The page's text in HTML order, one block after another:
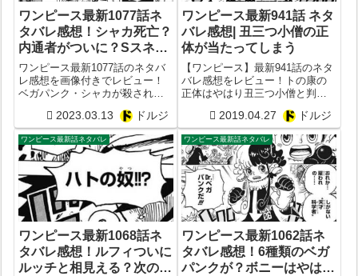
ワンピース最新1077話ネ
タバレ感想！シャカ死亡？
内通者がついに？Sスネー
ク可愛すぎ問題
ワンピース最新1077話のネタバ
レ感想を画像付きでレビュー！
ベガパンク・シャカが殺され
は？Sスネーク可愛すぎ問題
2023.03.13 ドルジ
ワンピース最新941話 ネタ
バレ感想| 丑三つ小僧の正
体が当たってしまう
【ワンピース】最新941話のネタ
バレ感想をレビュー！トの康の
正体はやはり丑三つ小僧と判
った!?
2019.04.27 ドルジ
ワンピース最新話ネタバレ
ワンピース最新1068話ネ
タバレ感想！ルフィついに
ルッチと相見える？次の
ワンピース最新話ネタバレ
ワンピース最新1062話ネ
タバレ感想！6種類のベガ
パンクが？ボニーはやは